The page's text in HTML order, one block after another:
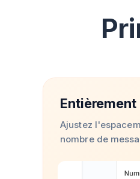
Ajustez
nombre de